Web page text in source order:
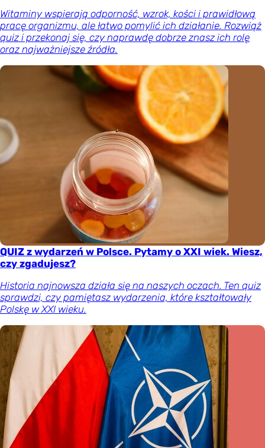
Witaminy wspierają odporność, wzrok, kości i prawidłową
pracę organizmu, ale łatwo pomylić ich działanie. Rozwiąż
quiz i przekonaj się, czy naprawdę dobrze znasz ich rolę
oraz najważniejsze źródła.
QUIZ z wydarzeń w Polsce. Pytamy o XXI wiek. Wiesz,
czy zgadujesz?
Historia najnowsza działa się na naszych oczach. Ten quiz
sprawdzi, czy pamiętasz wydarzenia, które kształtowały
Polskę w XXI wieku.